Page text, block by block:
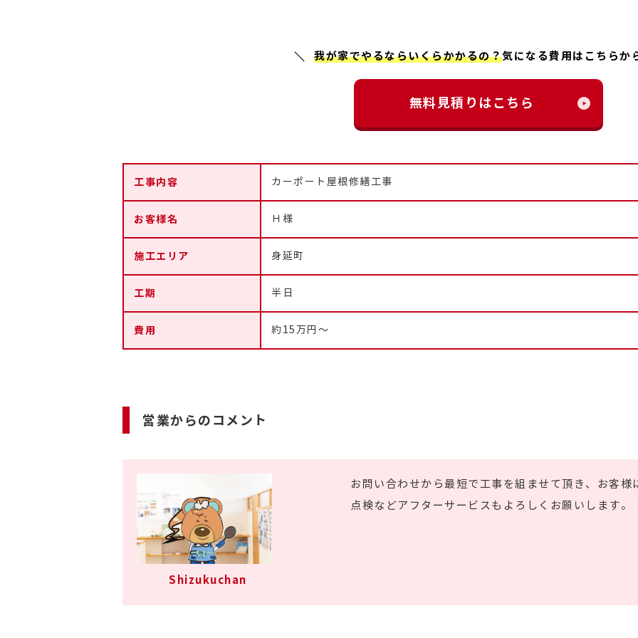
我が家でやるならいくらかかるの？気になる費用はこちらか
無料見積りはこちら
工事内容 カーポート屋根修繕工事
お客様名 Ｈ様
施工エリア 身延町
工期 半日
費用 約15万円～
営業からのコメント
Shizukuchan
お問い合わせから最短で工事を組ませて頂き、お客
点検などアフターサービスもよろしくお願いします。